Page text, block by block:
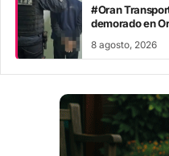
#Oran
demorado en
8 agosto, 2026